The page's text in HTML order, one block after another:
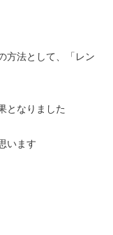
方法として、「レン
となりました
います